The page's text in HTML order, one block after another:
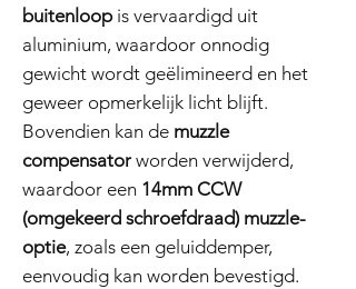
buitenloopis vervaardigd uit
aluminium, waardoor onnodig
gewicht wordt geëlimineerd en het
geweer opmerkelijk licht blijft.
Bovendien kan de muzzle
compensator worden verwijderd,
waardoor een 14mm CCW
(omgekeerd schroefdraad) muzzle-
optie, zoals een geluiddemper,
eenvoudig kan worden bevestigd.